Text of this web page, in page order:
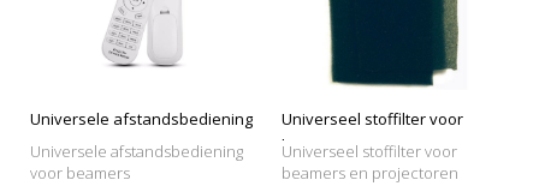
Universele afstandsbediening
Universele afstandsbediening
voor beamers
Universeel stoffilter voor
beamers
Universeel stoffilter voor
beamers en projectoren